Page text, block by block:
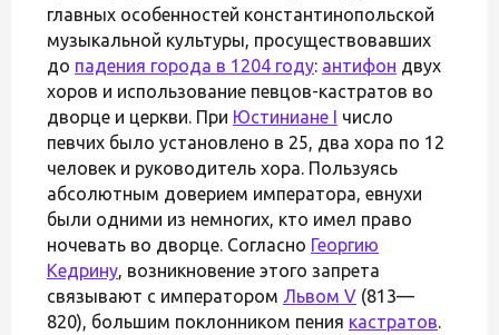
главных особенностей константинопольской
музыкальной культуры, просуществовавших
до падения города в 1204 году: антифон двух
хоров и использование певцов-кастратов во
дворце и церкви. При Юстиниане I число
певчих было установлено в 25, два хора по 12
человек и руководитель хора. Пользуясь
абсолютным доверием императора, евнухи
были одними из немногих, кто имел право
ночевать во дворце. Согласно Георгию
Кедрину, возникновение этого запрета
связывают с императором Львом V (813—
820), большим поклонником пения кастратов.